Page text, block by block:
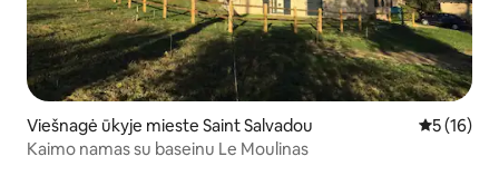
Viešnagė ūkyje mieste Saint Salvadou Vidutinis
5 (16)
Kaimo namas su baseinu Le Moulinas